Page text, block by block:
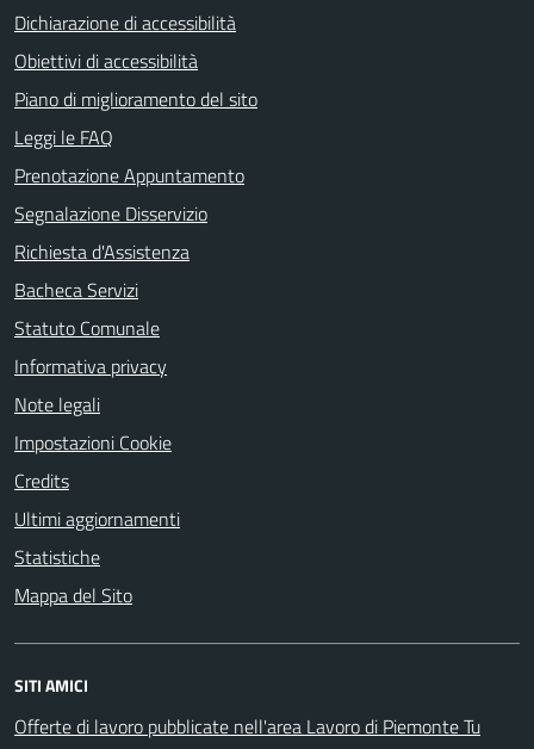
Dichiarazione di accessibilità
Obiettivi di accessibilità
Piano di miglioramento del sito
Leggi le FAQ
Prenotazione Appuntamento
Segnalazione Disservizio
Richiesta d'Assistenza
Bacheca Servizi
Statuto Comunale
Informativa privacy
Note legali
Impostazioni Cookie
Credits
Ultimi aggiornamenti
Statistiche
Mappa del Sito
SITI AMICI
Offerte di lavoro pubblicate nell'area Lavoro di Piemonte Tu